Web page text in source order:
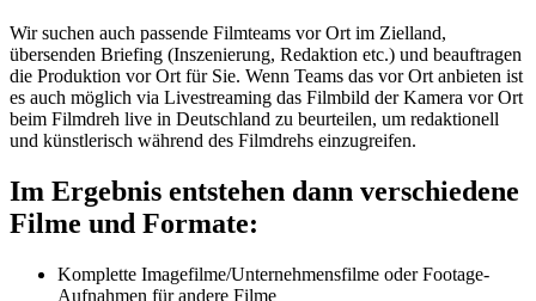
Wir suchen auch passende Filmteams vor Ort im Zielland,
übersenden Briefing (Inszenierung, Redaktion etc.) und beauftragen
die Produktion vor Ort für Sie. Wenn Teams das vor Ort anbieten ist
es auch möglich via Livestreaming das Filmbild der Kamera vor Ort
beim Filmdreh live in Deutschland zu beurteilen, um redaktionell
und künstlerisch während des Filmdrehs einzugreifen.
Im Ergebnis entstehen dann verschiedene
Filme und Formate:
Komplette Imagefilme/Unternehmensfilme oder Footage-
Aufnahmen für andere Filme